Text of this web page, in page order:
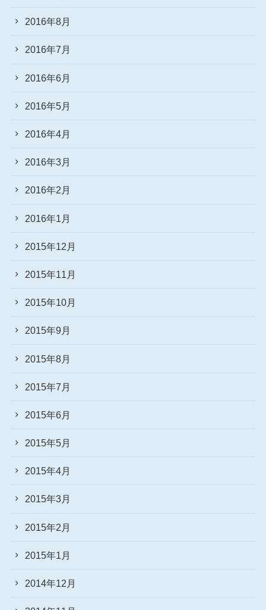
2016年8月
2016年7月
2016年6月
2016年5月
2016年4月
2016年3月
2016年2月
2016年1月
2015年12月
2015年11月
2015年10月
2015年9月
2015年8月
2015年7月
2015年6月
2015年5月
2015年4月
2015年3月
2015年2月
2015年1月
2014年12月